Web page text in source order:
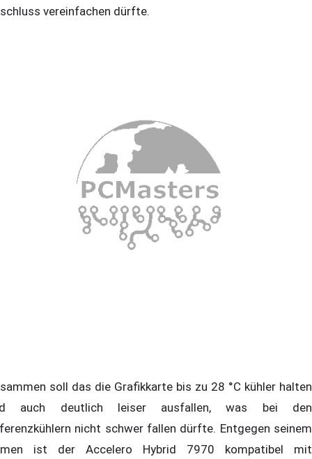
vereinfachen dürfte.
soll das die Grafikkarte bis zu 28 °C kühler halten
auch deutlich leiser ausfallen, was bei den
nicht schwer fallen dürfte. Entgegen seinem
ist der Accelero Hybrid 7970 kompatibel mit